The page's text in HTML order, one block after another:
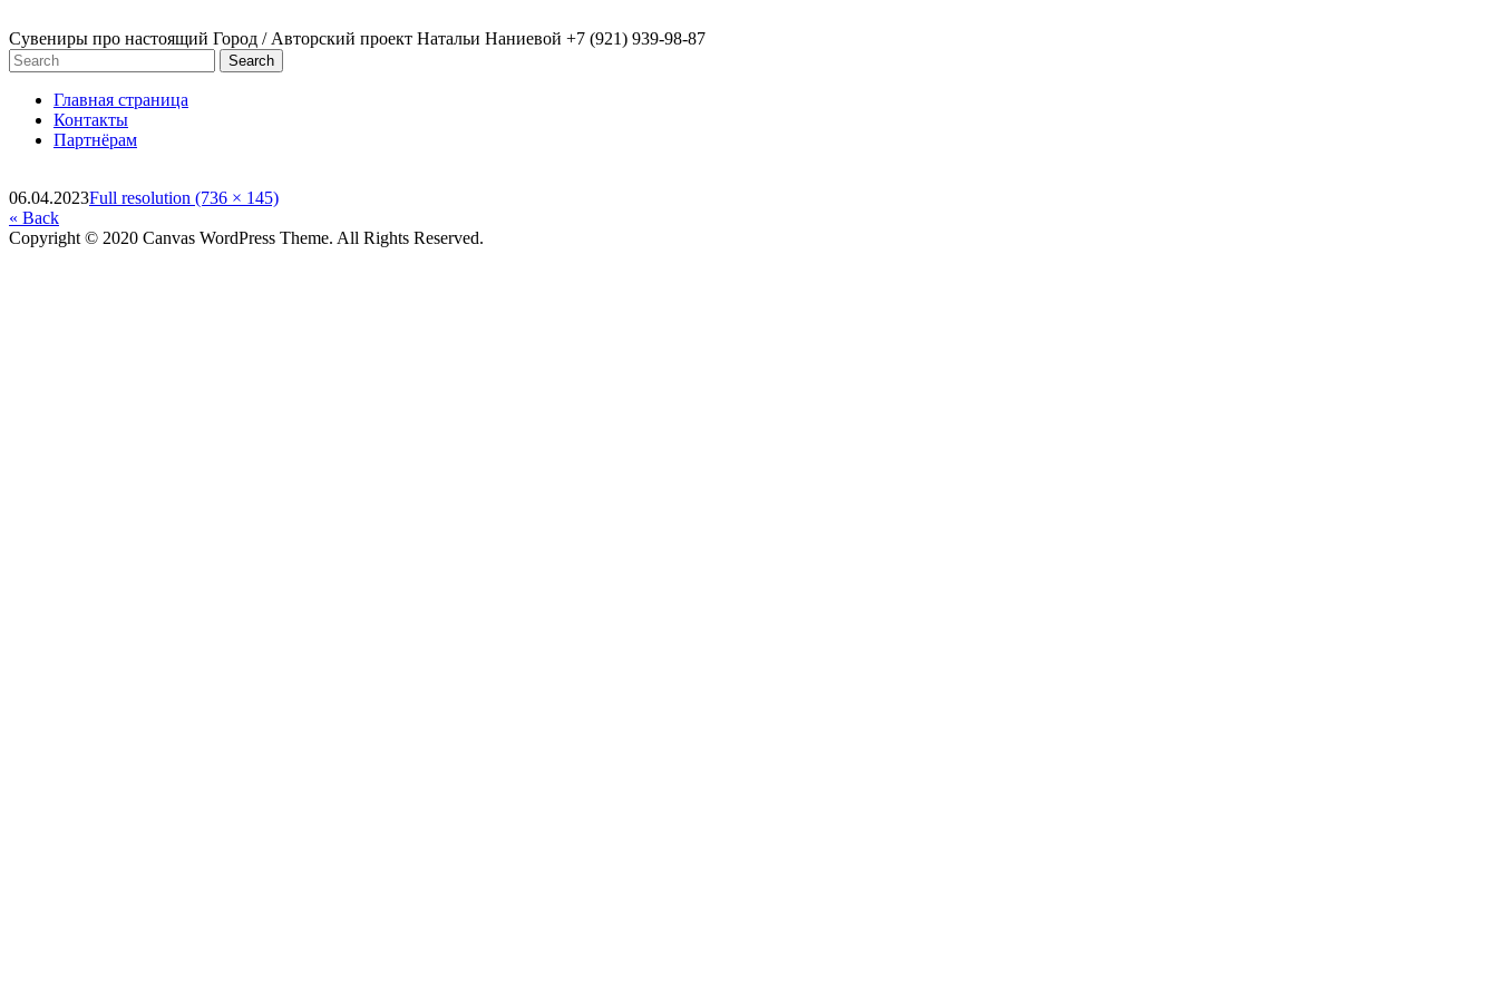
Сувениры про настоящий Город / Авторский проект Натальи Наниевой +7 (921) 939-98-87
Главная страница
Контакты
Партнёрам
06.04.2023Full resolution (736 × 145)
« Back
Copyright © 2020 Canvas WordPress Theme. All Rights Reserved.